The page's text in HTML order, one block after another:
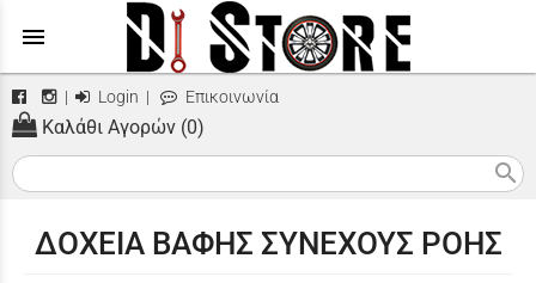
menu
| Login | Επικοινωνία
Καλάθι Αγορών (0)
search
ΔΟΧΕΙΑ ΒΑΦΗΣ ΣΥΝΕΧΟΥΣ ΡΟΗΣ